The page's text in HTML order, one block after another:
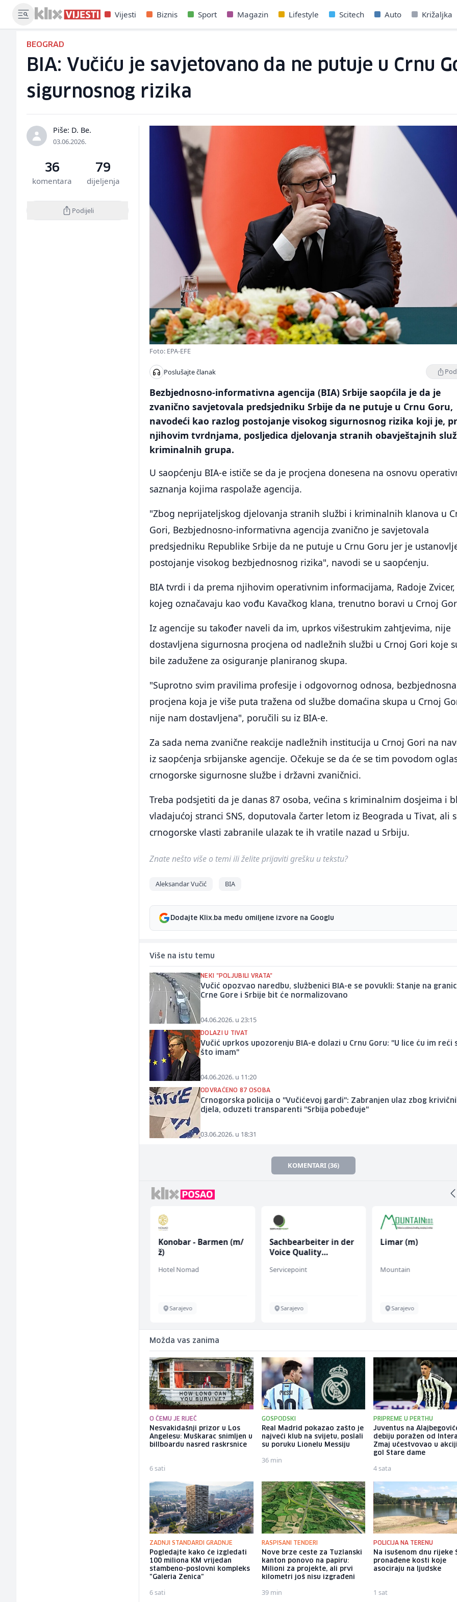
Vijesti Biznis Sport Magazin Lifestyle Scitech Auto Križaljka
BEOGRAD
BIA: Vučiću je savjetovano da ne putuje u Crnu
sigurnosnog rizika
Piše: D. Be.
03.06.2026.
36
komentara
79
dijeljenja
Podijeli
Foto: EPA-EFE
Poslušajte članak
Bezbjednosno-informativna agencija (BIA) Srbije saopćila je da je
zvanično savjetovala predsjedniku Srbije da ne putuje u Crnu Goru,
navodeći kao razlog postojanje visokog sigurnosnog rizika koji je,
njihovim tvrdnjama, posljedica djelovanja stranih obavještajnih
kriminalnih grupa.
U saopćenju BIA-e ističe se da je procjena donesena na osnovu
saznanja kojima raspolaže agencija.
"Zbog neprijateljskog djelovanja stranih službi i kriminalnih klanova u
Gori, Bezbjednosno-informativna agencija zvanično je savjetovala
predsjedniku Republike Srbije da ne putuje u Crnu Goru jer je
postojanje visokog bezbjednosnog rizika", navodi se u saopćenju.
BIA tvrdi i da prema njihovim operativnim informacijama, Radoje Zvicer,
kojeg označavaju kao vođu Kavačkog klana, trenutno boravi u Crnoj
Iz agencije su također naveli da im, uprkos višestrukim zahtjevima, nije
dostavljena sigurnosna procjena od nadležnih službi u Crnoj Gori koje
bile zadužene za osiguranje planiranog skupa.
"Suprotno svim pravilima profesije i odgovornog odnosa, bezbjednosna
procjena koja je više puta tražena od službe domaćina skupa u Crnoj
nije nam dostavljena", poručili su iz BIA-e.
Za sada nema zvanične reakcije nadležnih institucija u Crnoj Gori na
iz saopćenja srbijanske agencije. Očekuje se da će se tim povodom
crnogorske sigurnosne službe i državni zvaničnici.
Treba podsjetiti da je danas 87 osoba, većina s kriminalnim dosjeima i
vladajućoj stranci SNS, doputovala čarter letom iz Beograda u Tivat, ali
crnogorske vlasti zabranile ulazak te ih vratile nazad u Srbiju.
Znate nešto više o temi ili želite prijaviti grešku u tekstu?
Aleksandar Vučić BIA
Dodajte Klix.ba među omiljene izvore na Googlu
Više na istu temu
NEKI "POLJUBILI VRATA"
Vučić opozvao naredbu, službenici BIA-e se povukli: Stanje na
Crne Gore i Srbije bit će normalizovano
04.06.2026. u 23:15
DOLAZI U TIVAT
Vučić uprkos upozorenju BIA-e dolazi u Crnu Goru: "U lice ću im reći
što imam"
04.06.2026. u 11:20
ODVRAĆENO 87 OSOBA
Crnogorska policija o "Vučićevoj gardi": Zabranjen ulaz zbog
djela, oduzeti transparenti "Srbija pobeđuje"
03.06.2026. u 18:31
KOMENTARI (36)
Konobar - Barmen (m/
ž)
Hotel Nomad
Sarajevo
Sachbearbeiter in der
Voice Quality
Servicepoint
Sarajevo
Limar (m)
Mountain
Sarajevo
Možda vas zanima
O ČEMU JE RIJEČ
Nesvakidašnji prizor u Los
Angelesu: Muškarac snimljen u
billboardu nasred raskrsnice
6 sati
GOSPODSKI
Real Madrid pokazao zašto je
najveći klub na svijetu, poslali
su poruku Lionelu Messiju
36 min
PRIPREME U PERTHU
Juventus na
debiju poražen od
Zmaj učestvovao u
gol Stare dame
4 sata
ZADNJI STANDARDI GRADNJE
Pogledajte kako će izgledati
100 miliona KM vrijedan
stambeno-poslovni kompleks
"Galeria Zenica"
6 sati
RASPISANI TENDERI
Nove brze ceste za Tuzlanski
kanton ponovo na papiru:
Milioni za projekte, ali prvi
kilometri još nisu izgrađeni
39 min
POLICIJA NA TERENU
Na isušenom dnu rijeke
pronađene kosti koje
asociraju na ljudske
1 sat